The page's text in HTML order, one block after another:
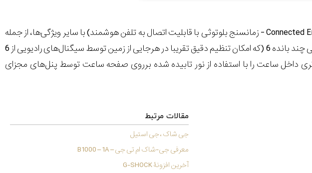
Connected- زمانسنج بلوتوثی با قابلیت اتصال به تلفن هوشمند) با سایر ویژگی‌ها، از جمله
ساخت محکم و قوی و جثه کوچک‌تر، تکنولوژی اتمی زمانسنجی چند بانده 6 (که امکان تنظیم دقیق تقریبا در هرجایی از زمین توسط سیگنال‌های رادیویی از 6
داخل ساعت را با استفاده از نور تابیده شده برروی صفحه ساعت توسط پنل‌های مجزای
مقالات مرتبط
جی شاک ، جی استیل
معرفی جی-شاک ام تی جی – B1000 – 1A
آخرین افزونۀ G-SHOCK